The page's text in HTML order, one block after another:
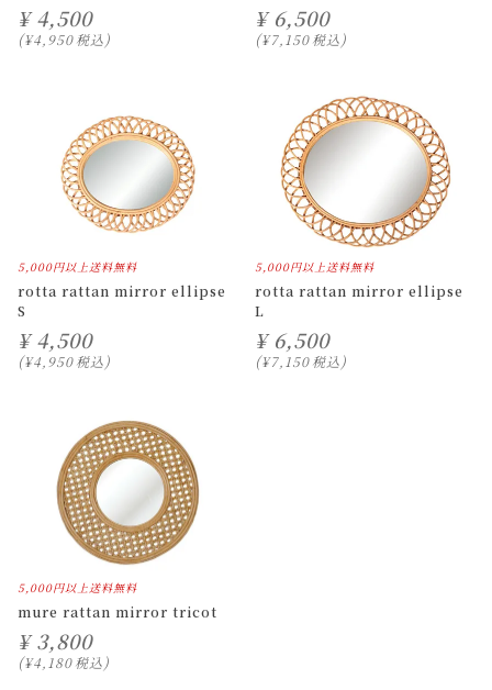
¥ 4,500
¥4,950税込
¥ 6,500
¥7,150税込
5,000円以上送料無料
rotta rattan mirror ellipse
S
¥ 4,500
¥4,950税込
5,000円以上送料無料
rotta rattan mirror ellipse
L
¥ 6,500
¥7,150税込
5,000円以上送料無料
mure rattan mirror tricot
¥ 3,800
¥4,180税込